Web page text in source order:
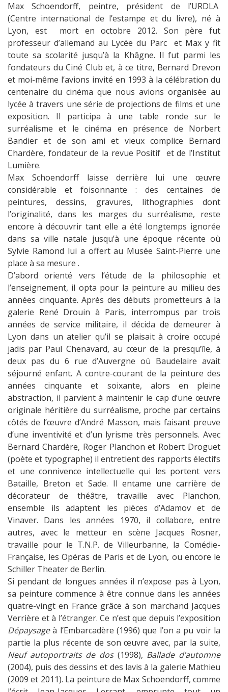
Max Schoendorff, peintre, président de l’URDLA
(Centre international de l’estampe et du livre), né à
Lyon, est mort en octobre 2012. Son père fut
professeur d’allemand au Lycée du Parc et Max y fit
toute sa scolarité jusqu’à la Khâgne. Il fut parmi les
fondateurs du Ciné Club et, à ce titre, Bernard Drevon
et moi-même l’avions invité en 1993 à la célébration du
centenaire du cinéma que nous avions organisée au
lycée à travers une série de projections de films et une
exposition. Il participa à une table ronde sur le
surréalisme et le cinéma en présence de Norbert
Bandier et de son ami et vieux complice Bernard
Chardère, fondateur de la revue Positif et de l’Institut
Lumière.
Max Schoendorff laisse derrière lui une œuvre
considérable et foisonnante : des centaines de
peintures, dessins, gravures, lithographies dont
l’originalité, dans les marges du surréalisme, reste
encore à découvrir tant elle a été longtemps ignorée
dans sa ville natale jusqu’à une époque récente où
Sylvie Ramond lui a offert au Musée Saint-Pierre une
place à sa mesure .
D’abord orienté vers l’étude de la philosophie et
l’enseignement, il opta pour la peinture au milieu des
années cinquante. Après des débuts prometteurs à la
galerie René Drouin à Paris, interrompus par trois
années de service militaire, il décida de demeurer à
Lyon dans un atelier qu’il se plaisait à croire occupé
jadis par Paul Chenavard, au cœur de la presqu’île, à
deux pas du 6 rue d’Auvergne où Baudelaire avait
séjourné enfant. A contre-courant de la peinture des
années cinquante et soixante, alors en pleine
abstraction, il parvient à maintenir le cap d’une œuvre
originale héritière du surréalisme, proche par certains
côtés de l’œuvre d’André Masson, mais faisant preuve
d’une inventivité et d’un lyrisme très personnels. Avec
Bernard Chardère, Roger Planchon et Robert Droguet
(poète et typographe) il entretient des rapports électifs
et une connivence intellectuelle qui les portent vers
Bataille, Breton et Sade. Il entame une carrière de
décorateur de théâtre, travaille avec Planchon,
ensemble ils adaptent les pièces d’Adamov et de
Vinaver. Dans les années 1970, il collabore, entre
autres, avec le metteur en scène Jacques Rosner,
travaille pour le T.N.P. de Villeurbanne, la Comédie-
Française, les Opéras de Paris et de Lyon, ou encore le
Schiller Theater de Berlin.
Si pendant de longues années il n’expose pas à Lyon,
sa peinture commence à être connue dans les années
quatre-vingt en France grâce à son marchand Jacques
Verrière et à l’étranger. Ce n’est que depuis l’exposition
Dépaysageà l’Embarcadère (1996) que l’on a pu voir la
partie la plus récente de son œuvre avec, par la suite,
Neuf autoportraits de dos(1998), Ballade d’automne
(2004), puis des dessins et des lavis à la galerie Mathieu
(2009 et 2011). La peinture de Max Schoendorff, comme